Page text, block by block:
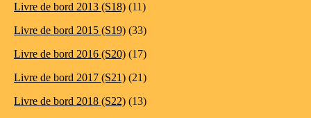
Livre de bord 2013 (S18) (11)
Livre de bord 2015 (S19) (33)
Livre de bord 2016 (S20) (17)
Livre de bord 2017 (S21) (21)
Livre de bord 2018 (S22) (13)